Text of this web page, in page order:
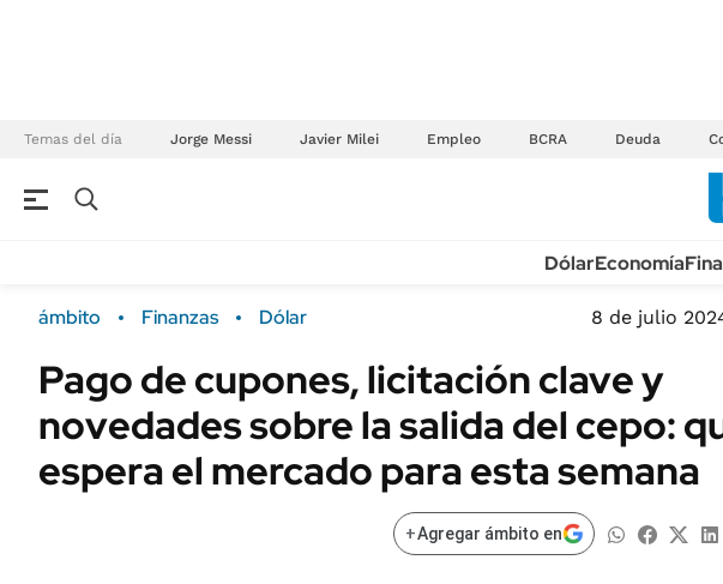
Temas del día Jorge Messi Javier Milei Empleo BCRA Deuda
Campo
FINANZAS
Dólar
Sustentabilidad
Seguros
POLÍTICA
MÉXICO
MUNDO
DólarEconomía
ámbito Finanzas Dólar 8 de julio
Pago de cupones, licitación clave y
novedades sobre la salida del cepo:
espera el mercado para esta semana
+Agregar ámbito en